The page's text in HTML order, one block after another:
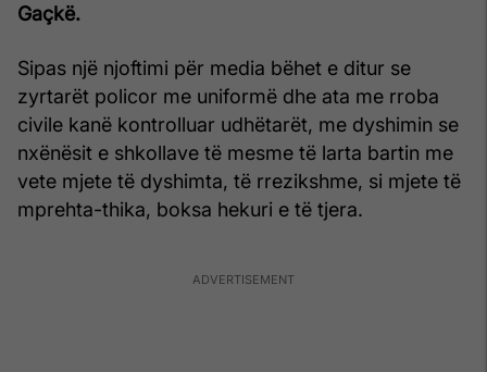
Gaçkë.
Sipas një njoftimi për media bëhet e ditur se
zyrtarët policor me uniformë dhe ata me rroba
civile kanë kontrolluar udhëtarët, me dyshimin se
nxënësit e shkollave të mesme të larta bartin me
vete mjete të dyshimta, të rrezikshme, si mjete të
mprehta-thika, boksa hekuri e të tjera.